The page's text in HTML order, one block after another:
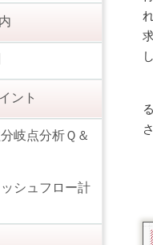
ント
岐点分析Ｑ＆
シュフロー計